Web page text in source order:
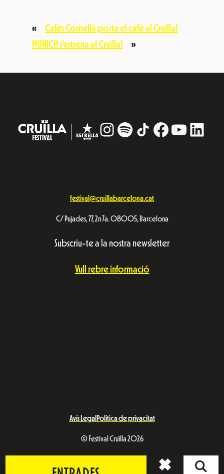
«
Cafès Cornellà porta el cafè al Cruïlla!
MUNICH s’estrena al Cruïlla!
»
Instagram
# TikTokFacebook
festival@cruillabarcelona.cat
C/ Pujades, 77, 2n 7a. 08005, Barcelona
Subscriu-te a la nostra newsletter
Vull rebre informació
Avís Legal Política de privacitat
© Festival Cruïlla 2026